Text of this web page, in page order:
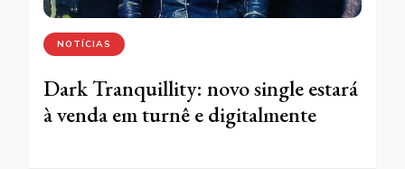
NOTÍCIAS
Dark Tranquillity: novo single estará
à venda em turnê e digitalmente